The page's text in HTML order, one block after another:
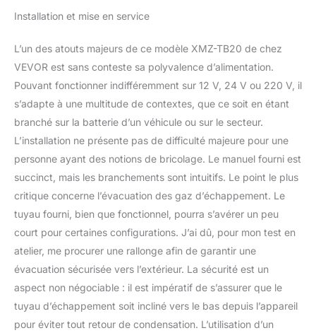
plein air. 8 kW 0,18-0,4
Puissance : 8 kW ;
: ≥ 96 %. Notre
chauffage diesel portable
est composé d'un corps
en fonte d'aluminium et
céramique. Il fournit un
chauffage rapide dans
des conditions froides,
en ne consommant
par nuit pour maintenir la
chaleur sur une grande
surface. Fonctionnement
silencieux : ce chauffage
diesel de 8 kW est conçu
avec un silencieux et une
pompe à carburant de
qualité supérieure pour
Installation et mise en service
L’un des atouts majeurs de ce modèle XMZ-TB20 de chez
VEVOR est sans conteste sa polyvalence d’alimentation.
Pouvant fonctionner indifféremment sur 12 V, 24 V ou 220 V, il
s’adapte à une multitude de contextes, que ce soit en étant
branché sur la batterie d’un véhicule ou sur le secteur.
L’installation ne présente pas de difficulté majeure pour une
personne ayant des notions de bricolage. Le manuel fourni est
succinct, mais les branchements sont intuitifs. Le point le plus
critique concerne l’évacuation des gaz d’échappement. Le
tuyau fourni, bien que fonctionnel, pourra s’avérer un peu
court pour certaines configurations. J’ai dû, pour mon test en
atelier, me procurer une rallonge afin de garantir une
évacuation sécurisée vers l’extérieur. La sécurité est un
aspect non négociable : il est impératif de s’assurer que le
tuyau d’échappement soit incliné vers le bas depuis l’appareil
pour éviter tout retour de condensation. L’utilisation d’un